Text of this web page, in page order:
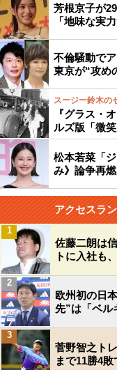
芳根京子が
「地味な実
不倫騒動で
東京が“攻め
スージー鈴木の
『グラス・
ルズ版「微笑
松本若菜「
み》論争再
アクセスラ
佐藤二朗は
トに入社も
1
欧州初の日
先”は「ベル
2
菅野智之ト
まで11勝4
3